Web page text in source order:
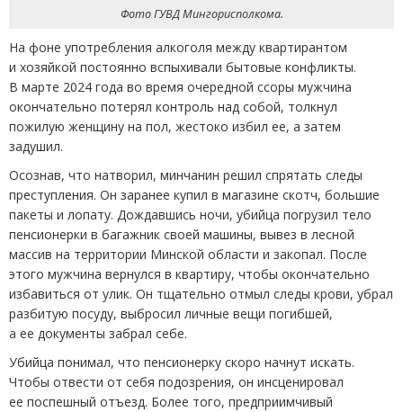
Фото ГУВД Мингорисполкома.
На фоне употребления алкоголя между квартирантом
и хозяйкой постоянно вспыхивали бытовые конфликты.
В марте 2024 года во время очередной ссоры мужчина
окончательно потерял контроль над собой, толкнул
пожилую женщину на пол, жестоко избил ее, а затем
задушил.
Осознав, что натворил, минчанин решил спрятать следы
преступления. Он заранее купил в магазине скотч, большие
пакеты и лопату. Дождавшись ночи, убийца погрузил тело
пенсионерки в багажник своей машины, вывез в лесной
массив на территории Минской области и закопал. После
этого мужчина вернулся в квартиру, чтобы окончательно
избавиться от улик. Он тщательно отмыл следы крови, убрал
разбитую посуду, выбросил личные вещи погибшей,
а ее документы забрал себе.
Убийца понимал, что пенсионерку скоро начнут искать.
Чтобы отвести от себя подозрения, он инсценировал
ее поспешный отъезд. Более того, предприимчивый